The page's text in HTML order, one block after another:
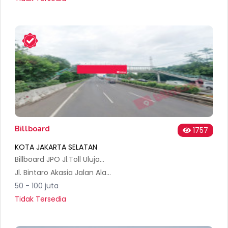
Billboard
1757
KOTA JAKARTA SELATAN
Billboard JPO Jl.Toll Ulujami-Serpong KM.01+200 A
Jl. Bintaro Akasia Jalan Alamanda Raya) Blok HE No.3, RT.9/RW.2, Pesanggrahan, Kec. Pesanggrahan, Kota Jakarta Selatan, Daerah Khusus Ibukota Jakarta 12320, Indonesia
50 - 100 juta
Tidak Tersedia